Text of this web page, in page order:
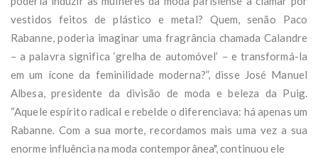
vestidos feitos de plástico e metal? Quem, senão Paco
Rabanne, poderia imaginar uma fragrância chamada Calandre
– a palavra significa ‘grelha de automóvel’ – e transformá-la
em um ícone da feminilidade moderna?”, disse José Manuel
Albesa, presidente da divisão de moda e beleza da Puig.
“Aquele espírito radical e rebelde o diferenciava: há apenas um
Rabanne. Com a sua morte, recordamos mais uma vez a sua
enorme influência na moda contemporânea", continuou ele